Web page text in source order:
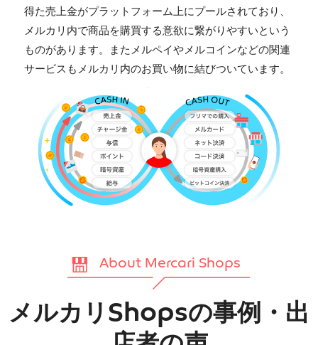
得た売上金がプラットフォーム上にプールされており、
メルカリ内で商品を購買する意欲に繋がりやすいという
ものがあります。またメルペイやメルコインなどの関連
サービスもメルカリ内のお買い物に結びついています。
About Mercari Shops
メルカリShopsの事例・出